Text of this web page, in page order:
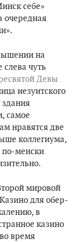
себе»
очередная
на
чуть
Девы
иезуитского
здания
самое
нравятся две
коллегиума,
по-менски
мировой
для обер-
в
казино
время